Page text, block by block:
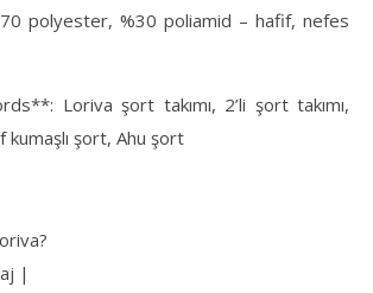
polyester, %30 poliamid – hafif, nefes
Loriva şort takımı, 2’li şort takımı,
şort, Ahu şort
|